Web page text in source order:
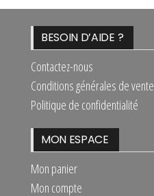
BESOIN D’AIDE ?
Contactez-nous
Conditions générales de vente
Politique de confidentialité
MON ESPACE
Mon panier
Mon compte